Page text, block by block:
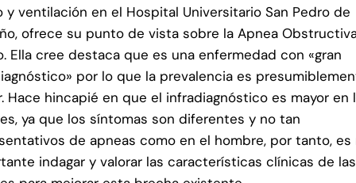
y ventilación en el Hospital Universitario San Pedro de
ofrece su punto de vista sobre la Apnea
Ella cree destaca que es una enfermedad con «gran
por lo que la prevalencia es
Hace hincapié en que el infradiagnóstico es mayor en
ya que los síntomas son diferentes y no tan
de apneas como en el hombre, por tanto, es
indagar y valorar las características clínicas de las